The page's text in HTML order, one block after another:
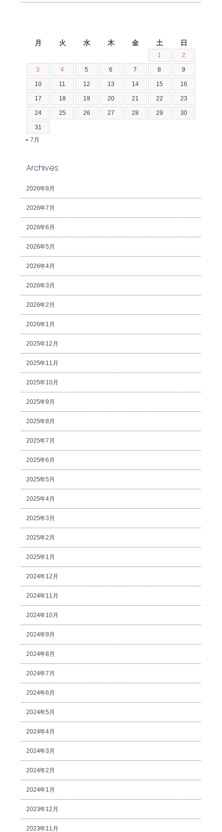
月 火 水 木 金 土 日
1 2
3 4 5 6 7 8 9
10 11 12 13 14 15 16
17 18 19 20 21 22 23
24 25 26 27 28 29 30
31
« 7月
Archives
2026年8月
2026年7月
2026年6月
2026年5月
2026年4月
2026年3月
2026年2月
2026年1月
2025年12月
2025年11月
2025年10月
2025年9月
2025年8月
2025年7月
2025年6月
2025年5月
2025年4月
2025年3月
2025年2月
2025年1月
2024年12月
2024年11月
2024年10月
2024年9月
2024年8月
2024年7月
2024年6月
2024年5月
2024年4月
2024年3月
2024年2月
2024年1月
2023年12月
2023年11月